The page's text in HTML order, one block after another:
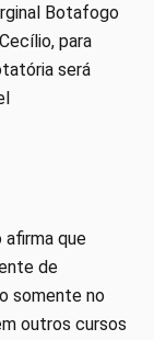
Botafogo
para
será
afirma que
de
somente no
outros cursos